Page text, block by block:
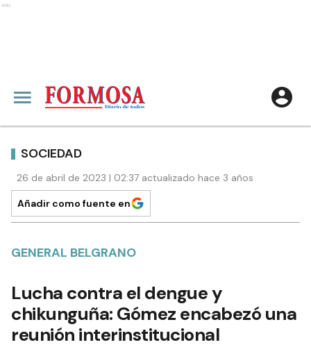
Ads
SOCIEDAD
26 de abril de 2023 | 02:37 actualizado hace 3 años
Añadir como fuente en
GENERAL BELGRANO
Lucha contra el dengue y
chikunguña: Gómez encabezó una
reunión interinstitucional